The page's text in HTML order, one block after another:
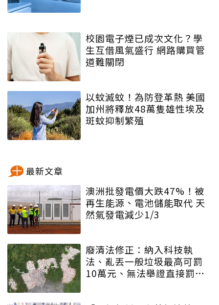
校園電子煙已成次文化？學
生互借風氣盛行 網路購買管
道難關閉
以蚊滅蚊！為防登革熱 美國
加州將釋放48萬隻雄性埃及
斑蚊抑制繁殖
最新文章
澳洲批發電價大跌47%！被
再生能源、電池儲能取代 天
然氣發電減少1/3
廢清法修正：納入科技執
法、亂丟一般垃圾最高可罰
10萬元、無法舉證直接罰車